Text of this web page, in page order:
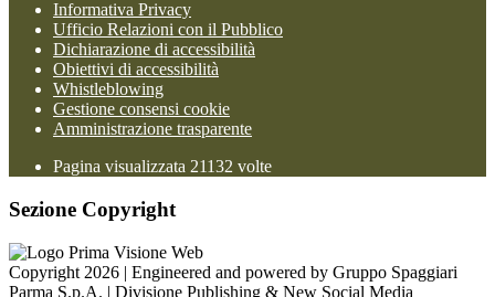
Informativa Privacy
Ufficio Relazioni con il Pubblico
Dichiarazione di accessibilità
Obiettivi di accessibilità
Whistleblowing
Gestione consensi cookie
Amministrazione trasparente
Pagina visualizzata 21132 volte
Sezione Copyright
Copyright 2026 | Engineered and powered by Gruppo Spaggiari
Parma S.p.A. | Divisione Publishing & New Social Media